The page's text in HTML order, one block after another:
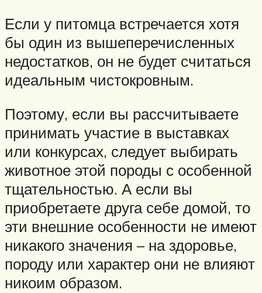
Если у питомца встречается хотя
бы один из вышеперечисленных
недостатков, он не будет считаться
идеальным чистокровным.
Поэтому, если вы рассчитываете
принимать участие в выставках
или конкурсах, следует выбирать
животное этой породы с особенной
тщательностью. А если вы
приобретаете друга себе домой, то
эти внешние особенности не имеют
никакого значения – на здоровье,
породу или характер они не влияют
никоим образом.